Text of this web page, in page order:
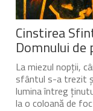
Cinstirea
Domnului de
La miezul nopții,
sfântul s-a trezit
lumina întreg
la o coloană de